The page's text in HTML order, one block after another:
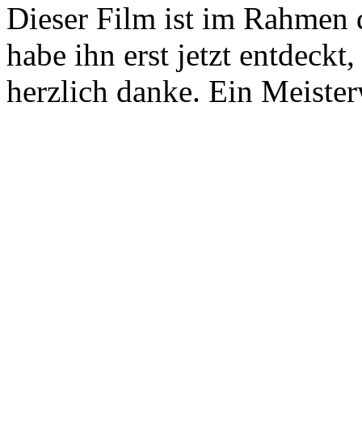
Dieser Film ist im Rahmen
habe ihn erst jetzt
herzlich danke. Ein